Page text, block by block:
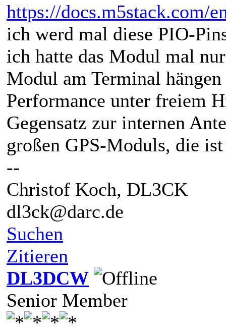
https://docs.m5stack.com/
ich werd mal diese PIO-
ich hatte das Modul mal
Modul am Terminal
Performance unter freiem
Gegensatz zur internen
großen GPS-Moduls, die
--
Christof Koch, DL3CK
dl3ck@darc.de
Suchen
Zitieren
DL3DCW
Senior Member